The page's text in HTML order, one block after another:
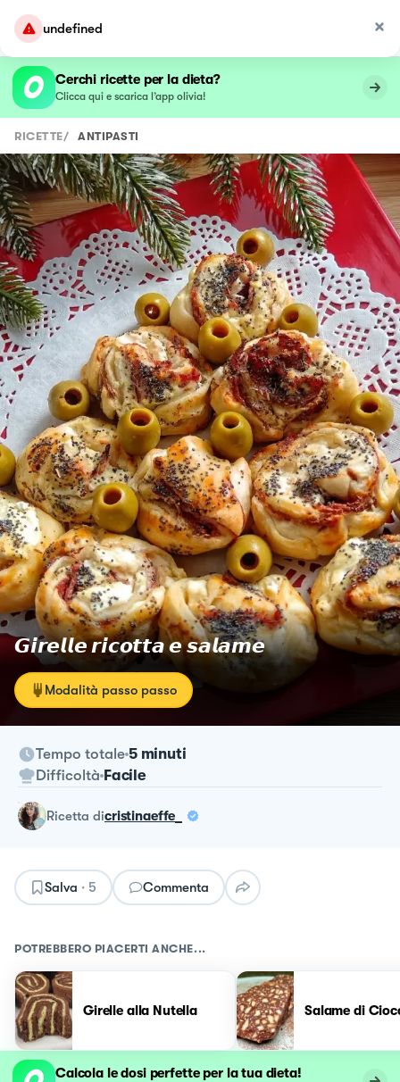
undefined
Cerchi ricette per la dieta?
Clicca qui e scarica l’app olivia!
RICETTE/ ANTIPASTI
𝙂𝙞𝙧𝙚𝙡𝙡𝙚 𝙧𝙞𝙘𝙤𝙩𝙩𝙖 𝙚 𝙨𝙖𝙡𝙖𝙢𝙚
Modalità passo passo
Tempo totale 5 minuti
Difficoltà Facile
ricetta dicristinaeffe_
Salva · 5 Commenta
POTREBBERO PIACERTI ANCHE...
Girelle alla Nutella Salame di
Calcola le dosi perfette per la tua dieta!